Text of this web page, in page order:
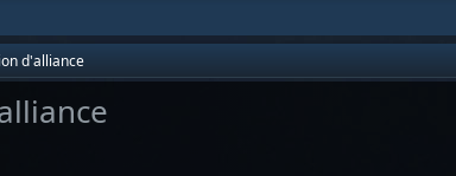
d'alliance